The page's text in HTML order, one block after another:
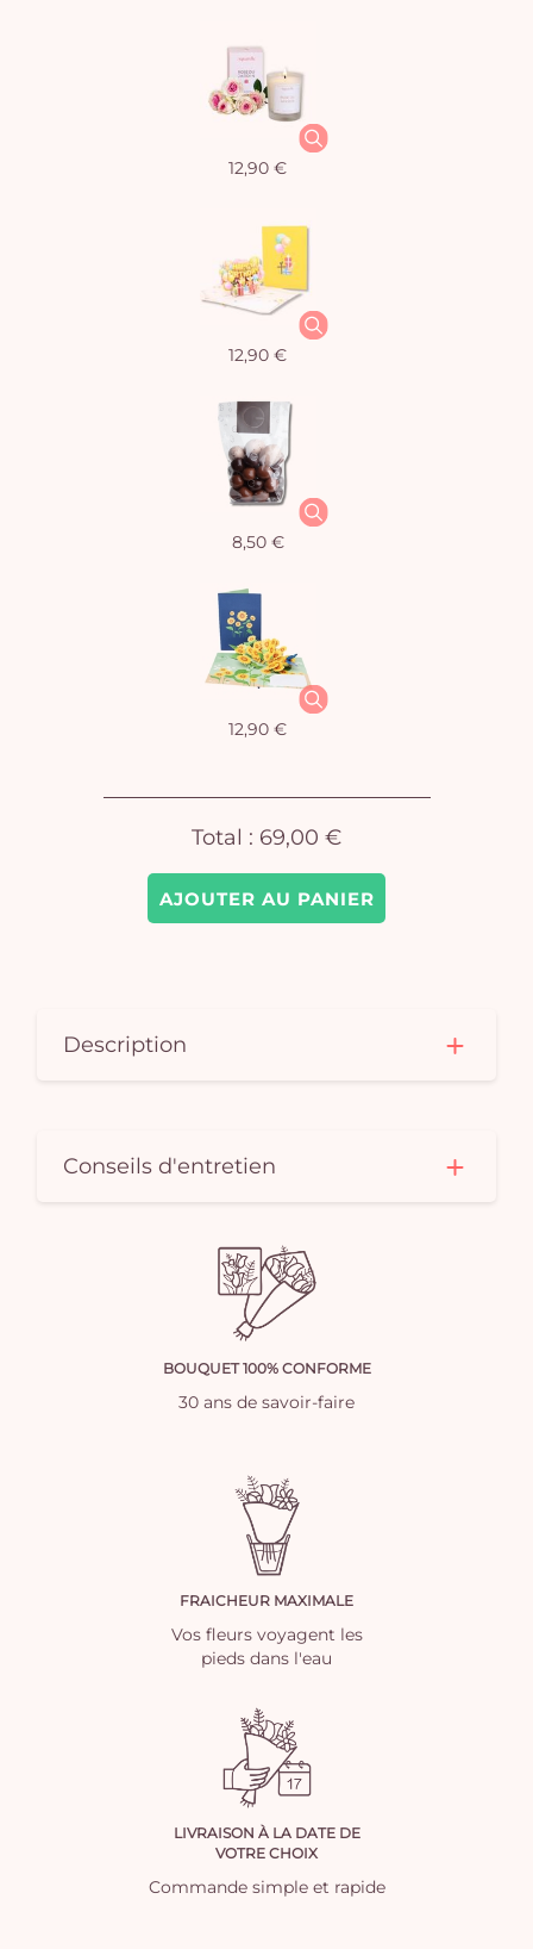
AJOUTER AU PANIER
12,90 €
12,90 €
8,50 €
12,90 €
Total : 69,00 €
Description
Conseils d'entretien
BOUQUET 100% CONFORME
30 ans de savoir-faire
FRAICHEUR MAXIMALE
Vos fleurs voyagent les
pieds dans l'eau
LIVRAISON À LA DATE DE
VOTRE CHOIX
Commande simple et rapide